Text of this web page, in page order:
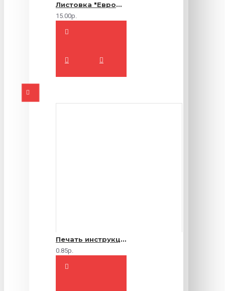
Листовка "Еврофлаер" (цветная с двух сторон)
15.00р.
Печать инструкций по эксплуатации
0.85р.